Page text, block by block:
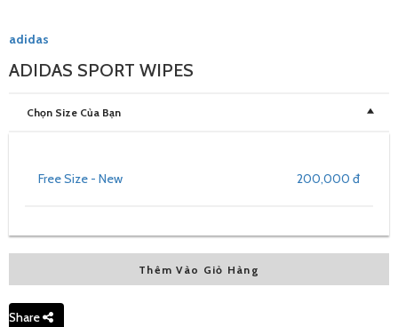
adidas
ADIDAS SPORT WIPES
Chọn Size Của Bạn
200,000 đ
Free Size - New
Thêm Vào Giỏ Hàng
Share